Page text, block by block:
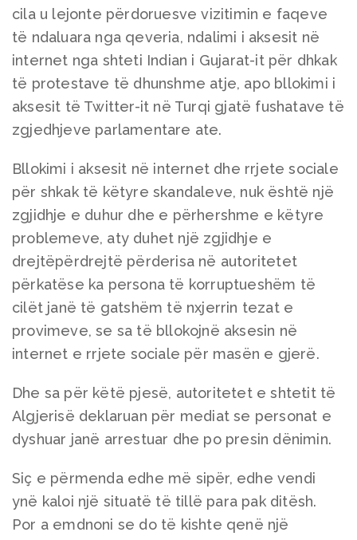
cila u lejonte përdoruesve vizitimin e faqeve
të ndaluara nga qeveria, ndalimi i aksesit në
internet nga shteti Indian i Gujarat-it për dhkak
të protestave të dhunshme atje, apo bllokimi i
aksesit të Twitter-it në Turqi gjatë fushatave të
zgjedhjeve parlamentare ate.
Bllokimi i aksesit në internet dhe rrjete sociale
për shkak të këtyre skandaleve, nuk është një
zgjidhje e duhur dhe e përhershme e këtyre
problemeve, aty duhet një zgjidhje e
drejtëpërdrejtë përderisa në autoritetet
përkatëse ka persona të korruptueshëm të
cilët janë të gatshëm të nxjerrin tezat e
provimeve, se sa të bllokojnë aksesin në
internet e rrjete sociale për masën e gjerë.
Dhe sa për këtë pjesë, autoritetet e shtetit të
Algjerisë deklaruan për mediat se personat e
dyshuar janë arrestuar dhe po presin dënimin.
Siç e përmenda edhe më sipër, edhe vendi
ynë kaloi një situatë të tillë para pak ditësh.
Por a emdnoni se do të kishte qenë një